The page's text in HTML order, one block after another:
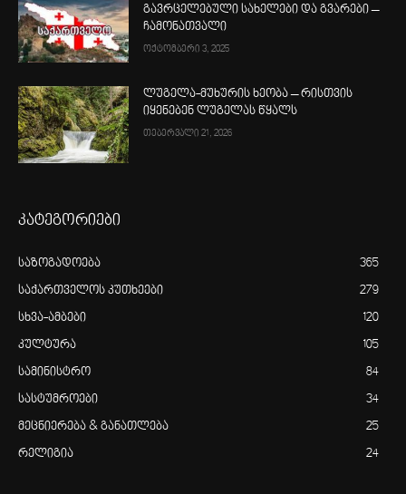
გავრცელებული სახელები და გვარები –
ჩამონათვალი
ოქტომბერი 3, 2025
ლუგელა-მუხურის ხეობა – რისთვის
იყენებენ ლუგელას წყალს
თებერვალი 21, 2026
კატეგორიები
საზოგადოება 365
საქართველოს კუთხეები 279
სხვა-ამბები 120
კულტურა 105
სამინისტრო 84
სასტუმროები 34
მეცნიერება & განათლება 25
რელიგია 24